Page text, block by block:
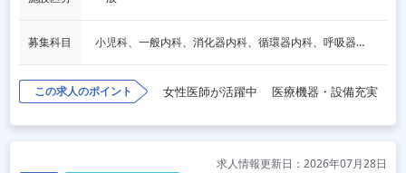
募集科目 小児科、一般内科、消化器内科、循環器内科、呼吸器内科、血液内科、脳神経内科、内分泌内科
この求人のポイント 女性医師が活躍中 医療機器・設備充実
求人情報更新日：2026年07月28日